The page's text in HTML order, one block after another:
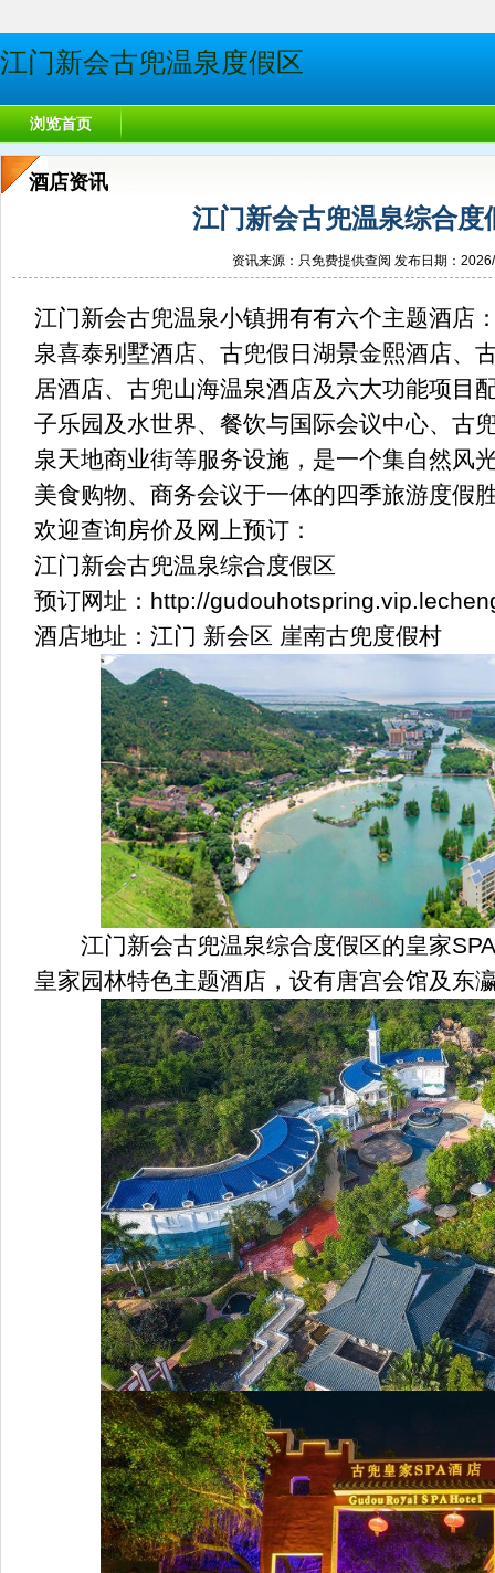
江门新会古兜温泉度假区
浏览首页
酒店资讯
江门新会古兜温泉综合度
资讯来源：只免费提供查阅 发布日期：
江门新会古兜温泉小镇拥有有六个主题酒店
泉喜泰别墅酒店、古兜假日湖景金熙酒店、
居酒店、古兜山海温泉酒店及六大功能项目
子乐园及水世界、餐饮与国际会议中心、古
泉天地商业街等服务设施，是一个集自然风
美食购物、商务会议于一体的四季旅游度假
欢迎查询房价及网上预订：
江门新会古兜温泉综合度假区
预订网址： http://
酒店地址：江门 新会区 崖南古兜度假村
江门新会古兜温泉综合度假区的皇家SPA
皇家园林特色主题酒店，设有唐宫会馆及东